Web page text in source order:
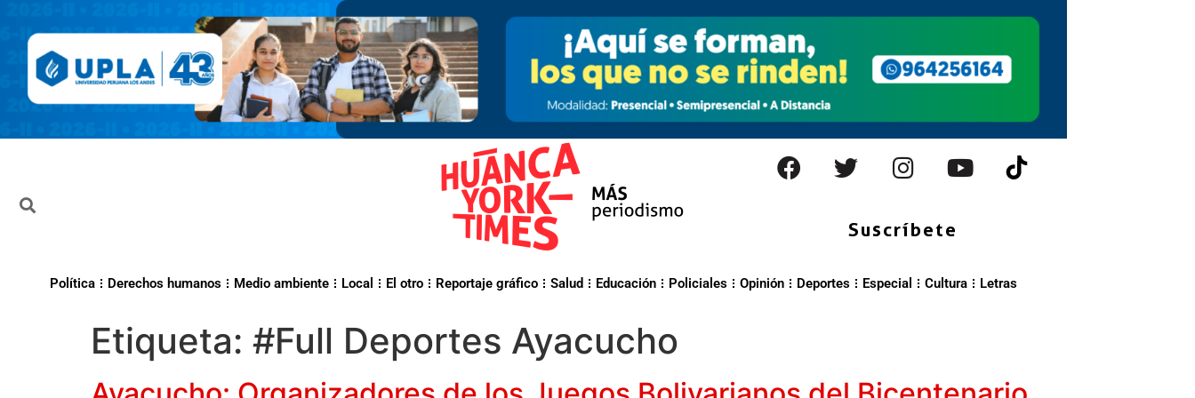
Suscríbete
Política Derechos humanos Medio ambiente Local El otro Reportaje gráfico Salud Educación Policiales Opinión Deportes Especial Cultura Letras
Etiqueta: #Full Deportes Ayacucho